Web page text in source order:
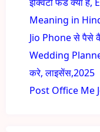
Meaning in
Jio Phone से पैसे
Wedding
करे, लाइसेंस,2025
Post Office Me